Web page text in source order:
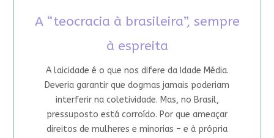
A “teocracia à brasileira”, sempre
à espreita
A laicidade é o que nos difere da Idade Média.
Deveria garantir que dogmas jamais poderiam
interferir na coletividade. Mas, no Brasil,
pressuposto está corroído. Por que ameaçar
direitos de mulheres e minorias – e à própria